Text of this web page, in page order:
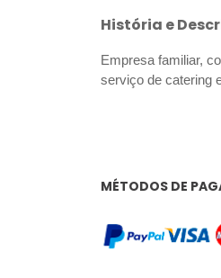
História e
Empresa familiar,
serviço de catering
MÉTODOS DE